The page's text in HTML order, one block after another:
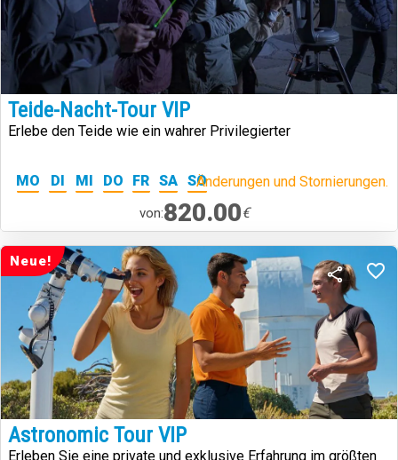
Teide-Nacht-Tour VIP
Erlebe den Teide wie ein wahrer Privilegierter
MO DI MI DO FR SA SOÄnderungen und Stornierungen.
von:820.00€
Neue!
Astronomic Tour VIP
Erleben Sie eine private und exklusive Erfahrung im größten